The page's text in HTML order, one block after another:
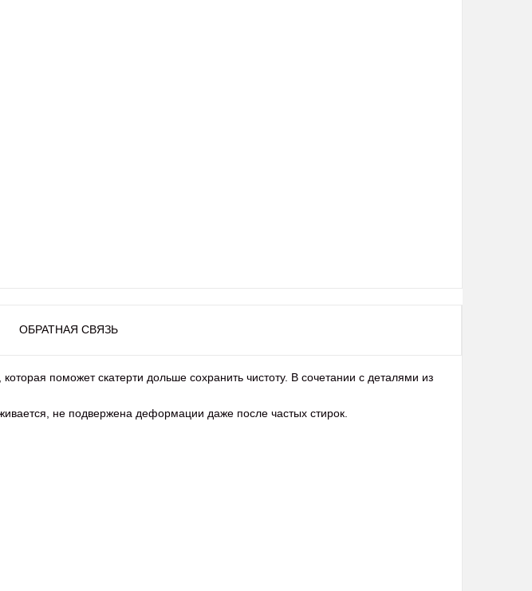
ОБРАТНАЯ СВЯЗЬ
поможет скатерти дольше сохранить чистоту. В сочетании с деталями из
не подвержена деформации даже после частых стирок.